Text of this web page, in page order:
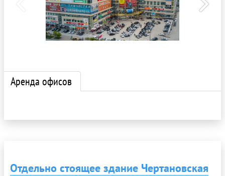
Аренда офисов
Отдельно стоящее здание Чертановская